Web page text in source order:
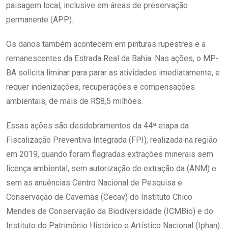
paisagem local, inclusive em áreas de preservação
permanente (APP).
Os danos também acontecem em pinturas rupestres e a
remanescentes da Estrada Real da Bahia. Nas ações, o MP-
BA solicita liminar para parar as atividades imediatamente, e
requer indenizações, recuperações e compensações
ambientais, de mais de R$8,5 milhões.
Essas ações são desdobramentos da 44ª etapa da
Fiscalização Preventiva Integrada (FPI), realizada na região
em 2019, quando foram flagradas extrações minerais sem
licença ambiental, sem autorização de extração da (ANM) e
sem as anuências Centro Nacional de Pesquisa e
Conservação de Cavernas (Cecav) do Instituto Chico
Mendes de Conservação da Biodiversidade (ICMBio) e do
Instituto do Patrimônio Histórico e Artístico Nacional (Iphan).